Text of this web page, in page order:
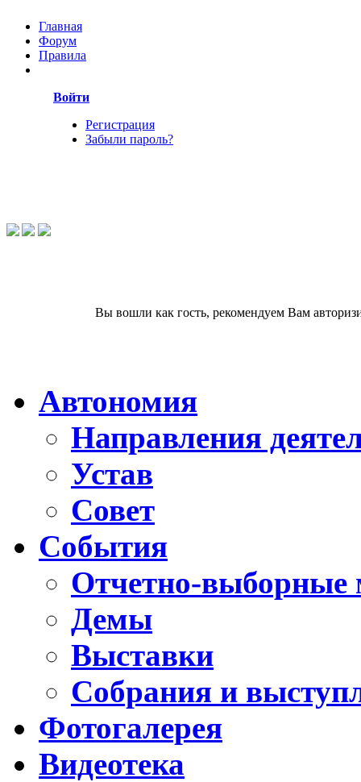
Главная
Форум
Правила
Войти
Регистрация
Забыли пароль?
Вы вошли как гость, рекомендуем Вам
Автономия
Направления
Устав
Совет
События
Отчетно-выборные
Демы
Выставки
Собрания и
Фотогалерея
Видеотека